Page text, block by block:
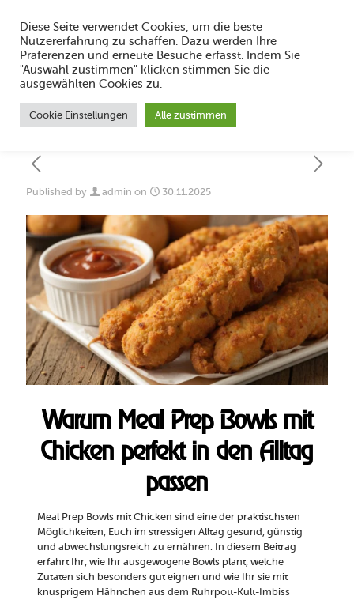
Meal Prep Bowls mit Chicken: Tipps und
Published by admin on 30.11.2025
Warum Meal Prep Bowls mit
Chicken perfekt in den Alltag
passen
Meal Prep Bowls mit Chicken sind eine der praktischsten
Möglichkeiten, Euch im stressigen Alltag gesund, günstig
und abwechslungsreich zu ernähren. In diesem Beitrag
erfahrt Ihr, wie Ihr ausgewogene Bowls plant, welche
Zutaten sich besonders gut eignen und wie Ihr sie mit
knusprigem Hähnchen aus dem Ruhrpott-Kult-Imbiss
Diese Seite verwendet Cookies, um die beste
Nutzererfahrung zu schaffen. Dazu werden Ihre
Präferenzen und erneute Besuche erfasst. Indem Sie
"Auswahl zustimmen" klicken stimmen Sie die
ausgewählten Cookies zu.
Cookie Einstellungen Alle zustimmen